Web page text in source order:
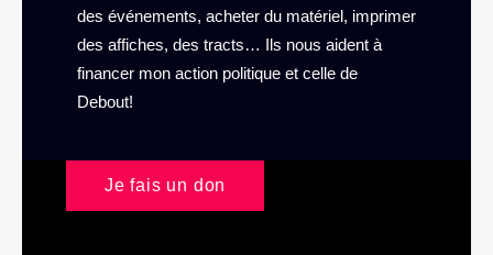
des événements, acheter du matériel, imprimer
des affiches, des tracts… Ils nous aident à
financer mon action politique et celle de
Debout!
Je fais un don